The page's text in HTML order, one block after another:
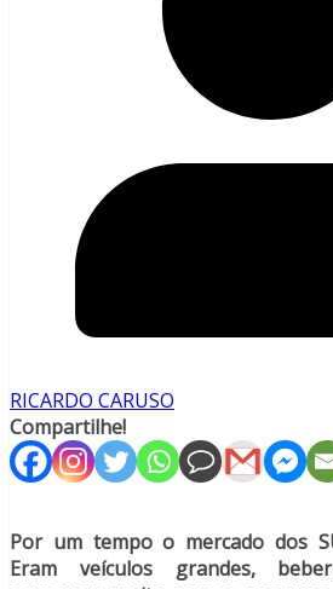
RICARDO CARUSO
Compartilhe!
Por um tempo o mercado dos
Eram veículos grandes,